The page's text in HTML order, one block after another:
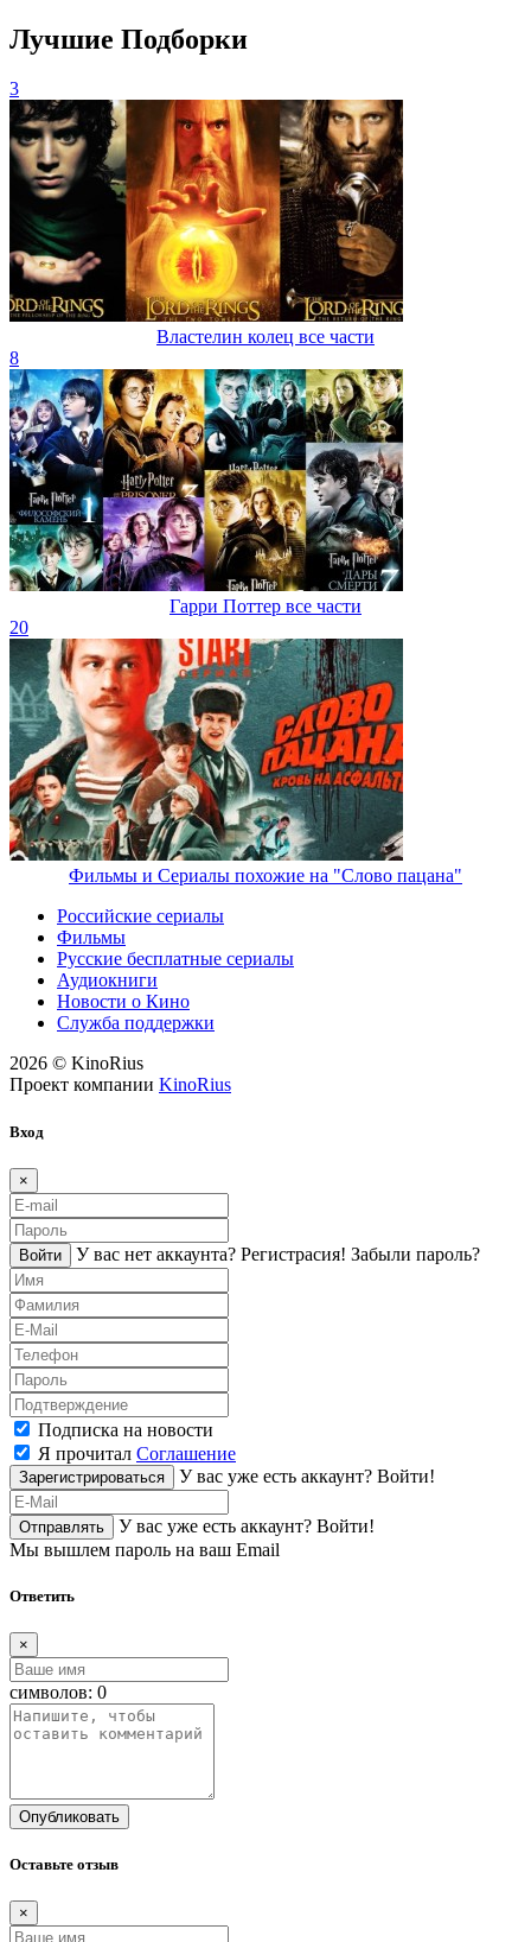
Лучшие Подборки
3
Властелин колец все части
8
Гарри Поттер все части
20
Фильмы и Сериалы похожие на "Слово пацана"
Российские сериалы
Фильмы
Русские бесплатные сериалы
Аудиокниги
Новости о Кино
Служба поддержки
2026 © KinoRius
Проект компании KinoRius
Вход
×
Войти У вас нет аккаунта? Регистраcия! Забыли пароль?
Подписка на новости
Я прочитал Соглашение
Зарегистрироваться У вас уже есть аккаунт? Войти!
Отправлять У вас уже есть аккаунт? Войти!
Мы вышлем пароль на ваш Email
Ответить
×
символов: 0
Опубликовать
Оставьте отзыв
×